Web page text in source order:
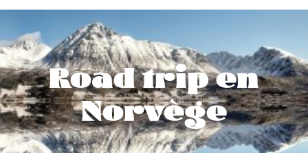
Road trip en
Norvège